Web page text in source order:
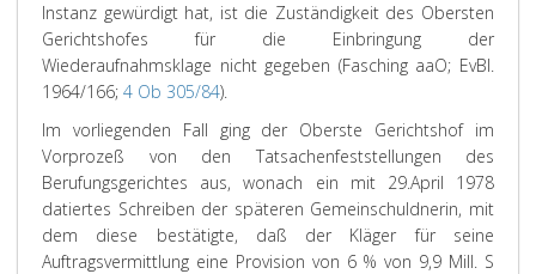
Instanz gewürdigt hat, ist die Zuständigkeit des Obersten
Gerichtshofes für die Einbringung der
Wiederaufnahmsklage nicht gegeben (Fasching aaO; EvBl.
1964/166; 4 Ob 305/84).
Im vorliegenden Fall ging der Oberste Gerichtshof im
Vorprozeß von den Tatsachenfeststellungen des
Berufungsgerichtes aus, wonach ein mit 29.April 1978
datiertes Schreiben der späteren Gemeinschuldnerin, mit
dem diese bestätigte, daß der Kläger für seine
Auftragsvermittlung eine Provision von 6 % von 9,9 Mill. S